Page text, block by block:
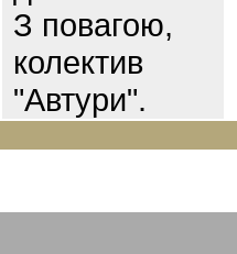
З повагою,
колектив
"Автури".